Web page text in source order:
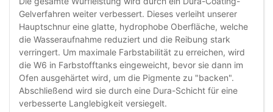
Gelverfahren weiter verbessert. Dieses verleiht unserer
Hauptschnur eine glatte, hydrophobe Oberfläche, welche
die Wasseraufnahme reduziert und die Reibung stark
verringert. Um maximale Farbstabilität zu erreichen, wird
die W6 in Farbstofftanks eingeweicht, bevor sie dann im
Ofen ausgehärtet wird, um die Pigmente zu "backen".
Abschließend wird sie durch eine Dura-Schicht für eine
verbesserte Langlebigkeit versiegelt.